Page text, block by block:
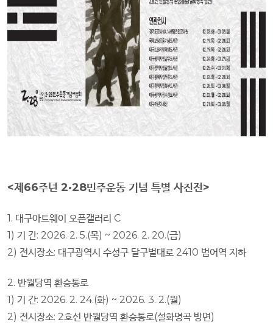
<제66주년 2·28민주운동 기념 특별 사진전>
1. 대구아트웨이 오픈갤러리 C
1) 기 간: 2026. 2. 5.(목) ~ 2026. 2. 20.(금)
2) 전시장소: 대구광역시 수성구 달구벌대로 2410 범어역 지하
2. 반월당역 환승통로
1) 기 간: 2026. 2. 24.(화) ~ 2026. 3. 2.(월)
2) 전시장소: 2호선 반월당역 환승통로(설화명곡 방면)